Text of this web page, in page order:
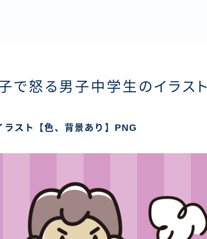
子で怒る男子中学生のイラスト
スト【色、背景あり】PNG